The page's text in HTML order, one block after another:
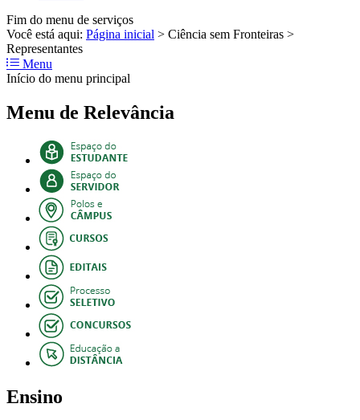
Fim do menu de serviços
Você está aqui: Página inicial > Ciência sem Fronteiras >
Representantes
Menu
Início do menu principal
Menu de Relevância
Ensino